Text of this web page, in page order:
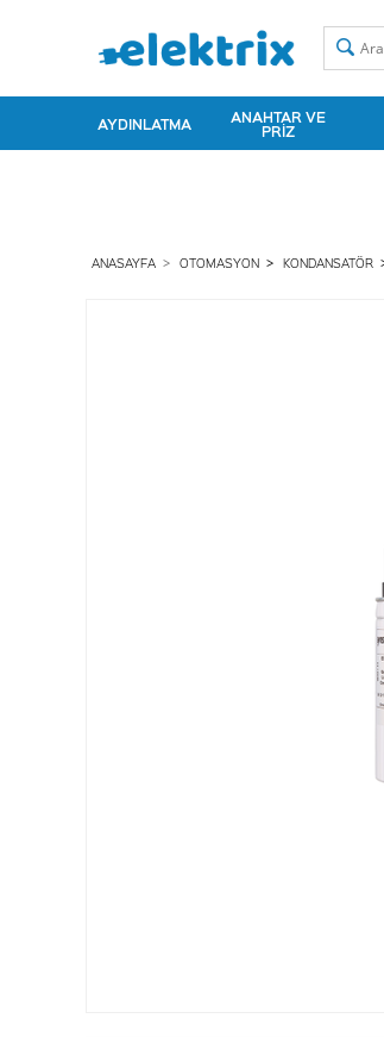
AYDINLATMA ANAHTAR VE
PRIZ
ANASAYFA OTOMASYON KONDANSATÖR